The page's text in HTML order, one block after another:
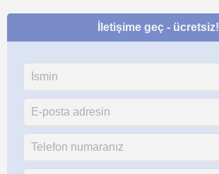
İletişime geç - ücretsiz!